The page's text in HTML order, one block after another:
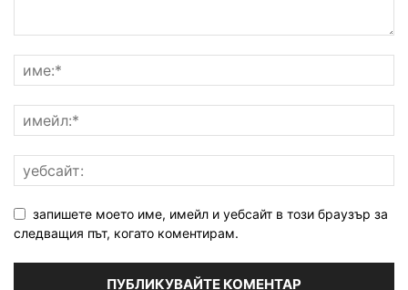
запишете моето име, имейл и уебсайт в този браузър за
следващия път, когато коментирам.